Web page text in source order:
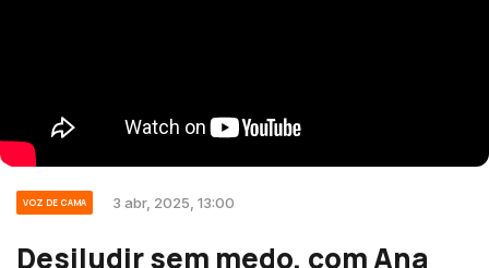
VOZ DE CAMA 3 abr, 2025, 13:00
Desiludir sem medo, com Ana